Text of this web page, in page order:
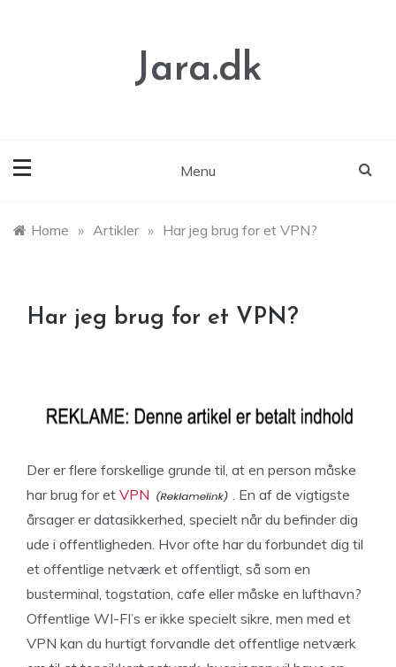
Jara.dk
Menu
Home » Artikler » Har jeg brug for et VPN?
Har jeg brug for et VPN?
Der er flere forskellige grunde til, at en person måske
har brug for et VPN
. En af de vigtigste
årsager er datasikkerhed, specielt når du befinder dig
ude i offentligheden. Hvor ofte har du forbundet dig til
et offentlige netværk et offentligt, så som en
busterminal, togstation, cafe eller måske en lufthavn?
Offentlige WI-FI’s er ikke specielt sikre, men med et
VPN kan du hurtigt forvandle det offentlige netværk